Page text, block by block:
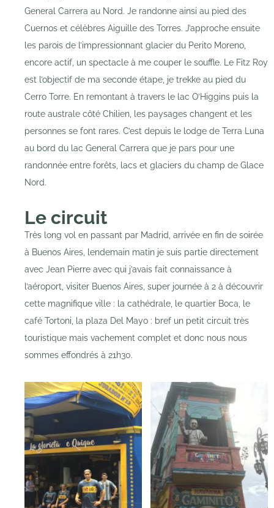
General Carrera au Nord. Je randonne ainsi au pied des
Cuernos et célèbres Aiguille des Torres. J’approche ensuite
les parois de l’impressionnant glacier du Perito Moreno,
encore actif, un spectacle à me couper le souffle. Le Fitz Roy
est l’objectif de ma seconde étape, je trekke au pied du
Cerro Torre. En remontant à travers le lac O’Higgins puis la
route australe côté Chilien, les paysages changent et les
personnes se font rares. C’est depuis le lodge de Terra Luna
au bord du lac General Carrera que je pars pour une
randonnée entre forêts, lacs et glaciers du champ de Glace
Nord.
Le circuit
Très long vol en passant par Madrid, arrivée en fin de soirée
à Buenos Aires, lendemain matin je suis partie directement
avec Jean Pierre avec qui j’avais fait connaissance à
l’aéroport, visiter Buenos Aires, super journée à 2 à découvrir
cette magnifique ville : la cathédrale, le quartier Boca, le
café Tortoni, la plaza Del Mayo : bref un petit circuit très
touristique mais vachement complet et donc nous nous
sommes effondrés à 21h30.